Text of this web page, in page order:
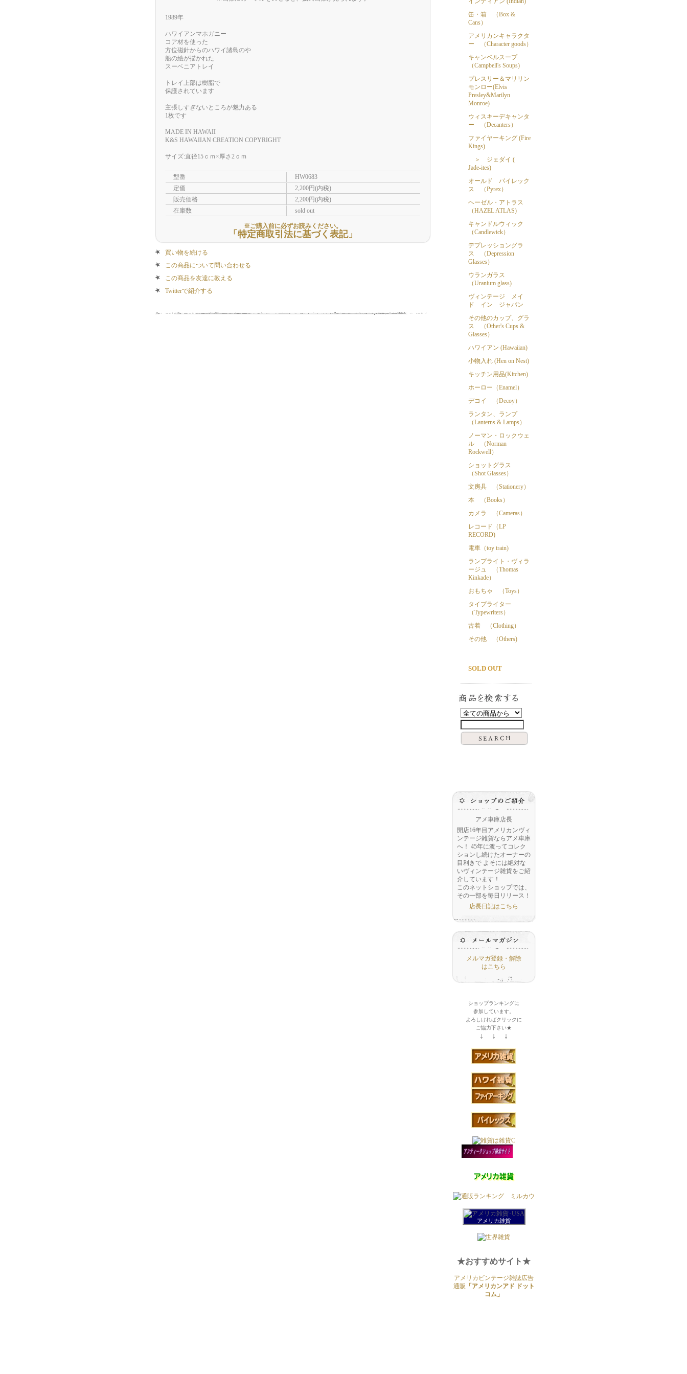
1989年
ハワイアンマホガニー
コア材を使った
方位磁針からのハワイ諸島のや
船の絵が描かれた
スーベニアトレイ
トレイ上部は樹脂で
保護されています
主張しすぎないところが魅力ある
1枚です
MADE IN HAWAII
K&S HAWAIIAN CREATION COPYRIGHT
サイズ:直径15ｃｍ×厚さ2ｃｍ
型番
HW0683
定価
2,200円(内税)
販売価格
2,200円(内税)
在庫数
sold out
※ご購入前に必ずお読みください。
「特定商取引法に基づく表記」
買い物を続ける
この商品について問い合わせる
この商品を友達に教える
Twitterで紹介する
缶・箱 （Box &
Cans）
アメリカンキャラクタ
ー （Character goods）
キャンベルスープ
（Campbell's Soups)
プレスリー＆マリリン
モンロー(Elvis
Presley&Marilyn
Monroe)
ウィスキーデキャンタ
ー （Decanters）
ファイヤーキング (Fire
Kings)
＞ ジェダイ (
Jade-ites)
オールド パイレック
ス （Pyrex）
ヘーゼル・アトラス
（HAZEL ATLAS)
キャンドルウィック
（Candlewick）
デプレッショングラ
ス （Depression
Glasses）
ウランガラス
（Uranium glass)
ヴィンテージ メイ
ド イン ジャパン
その他のカップ、グラ
ス （Other's Cups &
Glasses）
ハワイアン (Hawaiian)
小物入れ (Hen on Nest)
キッチン用品(Kitchen)
ホーロー（Enamel）
デコイ （Decoy）
ランタン、ランプ
（Lanterns & Lamps）
ノーマン・ロックウェ
ル （Norman
Rockwell）
ショットグラス
（Shot Glasses）
文房具 （Stationery）
本 （Books）
カメラ （Cameras）
レコード（LP
RECORD)
電車（toy train)
ランプライト・ヴィラ
ージュ （Thomas
Kinkade）
おもちゃ （Toys）
タイプライター
（Typewriters）
古着 （Clothing）
その他 （Others)
SOLD OUT
アメ車庫店長
開店16年目アメリカンヴィ
ンテージ雑貨ならアメ車庫
へ！ 45年に渡ってコレク
ションし続けたオーナーの
目利きで よそには絶対な
いヴィンテージ雑貨をご紹
介しています！
このネットショップでは、
その一部を毎日リリース！
店長日記はこちら
メルマガ登録・解除
はこちら
ショップランキングに
参加しています。
よろしければクリックに
ご協力下さい★
↓ ↓ ↓
アメリカ雑貨
★おすすめサイト★
アメリカビンテージ雑誌広告
通販
「アメリカンアド ドット
コム」